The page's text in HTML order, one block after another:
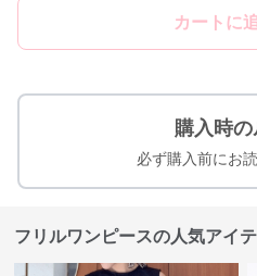
カートに
購入時
必ず購入前にお
フリルワンピースの人気アイ